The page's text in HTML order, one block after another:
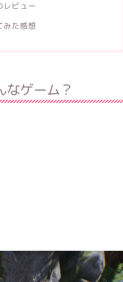
レビュー
みた感想
なゲーム？